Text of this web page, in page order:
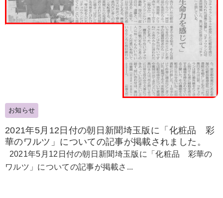
お知らせ
2021年5月12日付の朝日新聞埼玉版に「化粧品 彩
華のワルツ」についての記事が掲載されました。
2021年5月12日付の朝日新聞埼玉版に「化粧品 彩華の
ワルツ」についての記事が掲載さ...